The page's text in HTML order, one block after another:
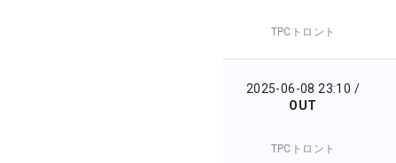
TPCトロント
2025-06-08 23:10 /
OUT
TPCトロント